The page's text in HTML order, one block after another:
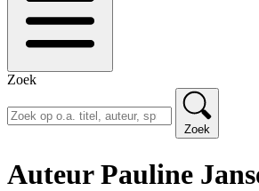
Zoek
Zoek
Auteur Pauline